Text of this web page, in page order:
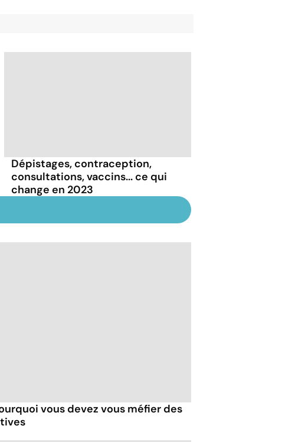
Dépistages, contraception,
consultations, vaccins... ce qui
change en 2023
vous devez vous méfier des